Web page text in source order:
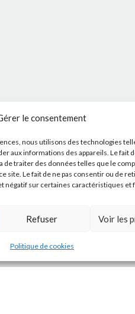
le consentement
nous utilisons des technologies
aux informations des appareils. Le fait
de traiter des données telles que le
site. Le fait de ne pas consentir ou de
négatif sur certaines caractéristiques et
Refuser Voir les
Politique de cookies